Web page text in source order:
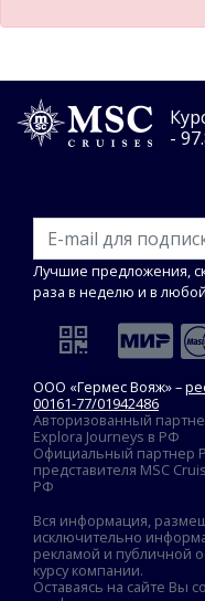
-
Лучшие предложения,
раза в неделю и в
ООО «Гермес Вояж» –
00161-77/01942486
Авторизованный
Explora Journeys в РФ
Официальный партнер
представителя MSC
РФ
Вся информация,
исключительно
рекламой и публичной
курсу компании.
Оставаясь на сайте Вы